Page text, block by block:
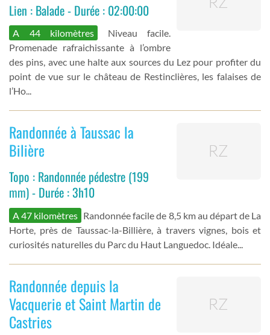
Lien : Balade - Durée : 02:00:00
A 44 kilomètres
Niveau facile.
Promenade rafraichissante à l’ombre
des pins, avec une halte aux sources du Lez pour profiter du
point de vue sur le château de Restinclières, les falaises de
l’Ho...
Randonnée à Taussac la
Bilière
Topo : Randonnée pédestre (199
mm) - Durée : 3h10
A 47 kilomètres Randonnée facile de 8,5 km au départ de La
Horte, près de Taussac-la-Billière, à travers vignes, bois et
curiosités naturelles du Parc du Haut Languedoc. Idéale...
Randonnée depuis la
Vacquerie et Saint Martin de
Castries